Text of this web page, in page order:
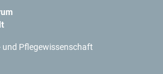
Pflegewissenschaft